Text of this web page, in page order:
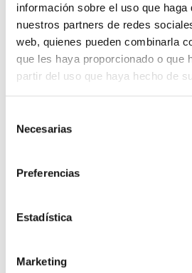
información sobre el uso que haga
nuestros partners de redes
web, quienes pueden combinarla
que les haya proporcionado o que
partir del uso que haya hecho de
Necesarias
Preferencias
Estadística
Marketing
Los que
producto,
compraron